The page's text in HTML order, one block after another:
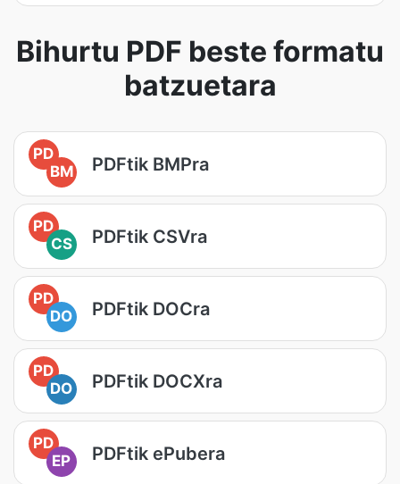
Bihurtu PDF beste formatu
batzuetara
PD
BM
PDFtik BMPra
PD
CS
PDFtik CSVra
PD
DO
PDFtik DOCra
PD
DO
PDFtik DOCXra
PD
EP
PDFtik ePubera